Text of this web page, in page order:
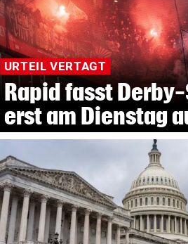
URTEIL VERTAGT
Rapid fasst
erst am Dienstag